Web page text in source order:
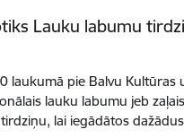
Lauku labumu
laukumā pie Balvu Kultūras
lauku labumu jeb
lai iegādātos